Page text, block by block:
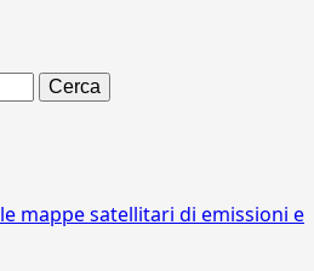
mappe satellitari di emissioni e